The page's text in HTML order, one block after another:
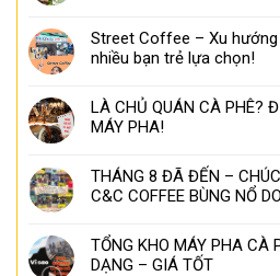
Street Coffee – Xu
nhiều bạn trẻ lựa chọn!
LÀ CHỦ QUÁN CÀ PHÊ?
MÁY PHA!
THÁNG 8 ĐÃ ĐẾN –
C&C COFFEE BÙNG NỔ
TỔNG KHO MÁY PHA CÀ
DẠNG – GIÁ TỐT